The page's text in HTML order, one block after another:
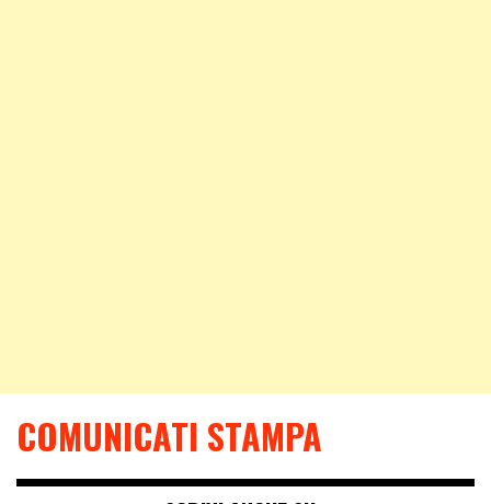
COMUNICATI STAMPA